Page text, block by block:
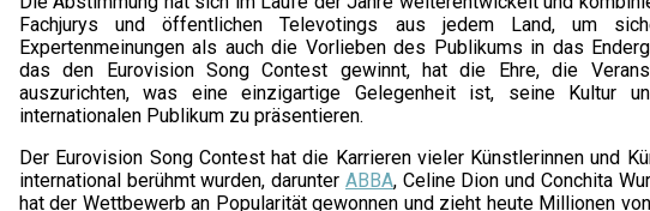
Fachjurys und öffentlichen Televotings aus jedem Land, um
Expertenmeinungen als auch die Vorlieben des Publikums in das
das den Eurovision Song Contest gewinnt, hat die Ehre, die
auszurichten, was eine einzigartige Gelegenheit ist, seine Kultur
internationalen Publikum zu präsentieren.
Der Eurovision Song Contest hat die Karrieren vieler Künstlerinnen und
international berühmt wurden, darunter ABBA, Celine Dion und Conchita
hat der Wettbewerb an Popularität gewonnen und zieht heute Millionen